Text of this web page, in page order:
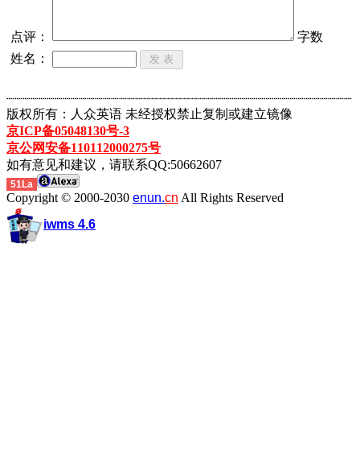
点评：
字数
姓名：
┈┈┈┈┈┈┈┈┈┈┈┈┈┈┈┈┈┈┈┈┈┈┈┈┈┈┈┈┈┈┈┈┈┈┈┈┈┈┈┈┈┈┈
版权所有：人众英语 未经授权禁止复制或建立镜像
京ICP备05048130号-3
京公网安备110112000275号
如有意见和建议，请联系QQ:50662607
51La
Copyright © 2000-2030 enun.cn All Rights Reserved
iwms 4.6